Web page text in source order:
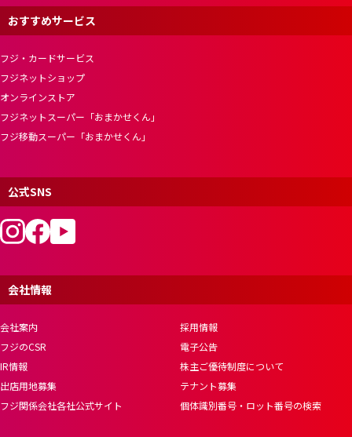
おすすめサービス
フジ・カードサービス
フジネットショップ
オンラインストア
フジネットスーパー「おまかせくん」
フジ移動スーパー「おまかせくん」
公式SNS
会社情報
会社案内
採用情報
フジのCSR
電子公告
IR情報
株主ご優待制度について
出店用地募集
テナント募集
フジ関係会社各社公式サイト
個体識別番号・ロット番号の検索